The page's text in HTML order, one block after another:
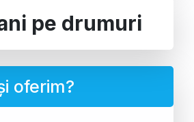
pe drumuri
oferim?